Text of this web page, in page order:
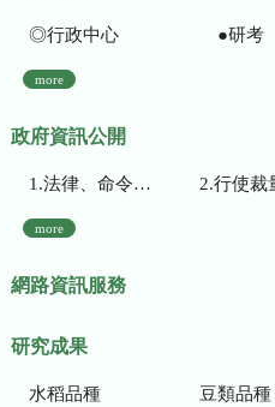
◎行政中心 ●研考
more
政府資訊公開
1.法律、命令、法規命令 2.行使裁量權而訂頒之解釋性
more
網路資訊服務
研究成果
水稻品種 豆類品種